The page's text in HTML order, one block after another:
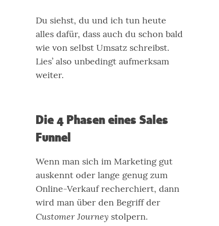
Du siehst, du und ich tun heute
alles dafür, dass auch du schon bald
wie von selbst Umsatz schreibst.
Lies’ also unbedingt aufmerksam
weiter.
Die 4 Phasen eines Sales
Funnel
Wenn man sich im Marketing gut
auskennt oder lange genug zum
Online-Verkauf recherchiert, dann
wird man über den Begriff der
Customer Journeystolpern.